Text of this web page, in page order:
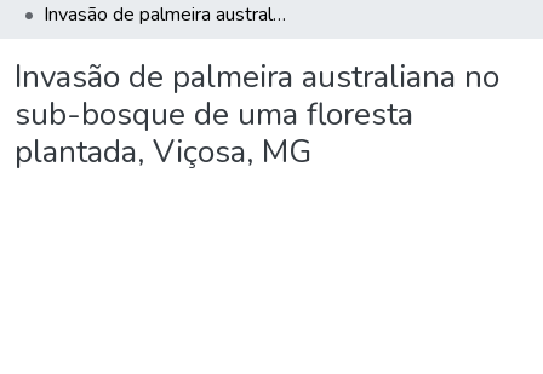
Invasão de palmeira australiana no sub-bosque de uma floresta plantada, Viçosa, MG
Invasão de palmeira australiana no
sub-bosque de uma floresta
plantada, Viçosa, MG